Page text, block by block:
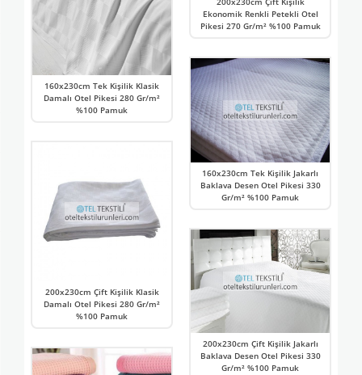
160x230cm Tek Kişilik Klasik
Damalı Otel Pikesi 280 Gr/m²
%100 Pamuk
200x230cm Çift Kişilik Klasik
Damalı Otel Pikesi 280 Gr/m²
%100 Pamuk
Ekonomik Renkli Petekli Otel
Pikesi 270 Gr/m² %100 Pamuk
160x230cm Tek Kişilik Jakarlı
Baklava Desen Otel Pikesi 330
Gr/m² %100 Pamuk
200x230cm Çift Kişilik Jakarlı
Baklava Desen Otel Pikesi 330
Gr/m² %100 Pamuk